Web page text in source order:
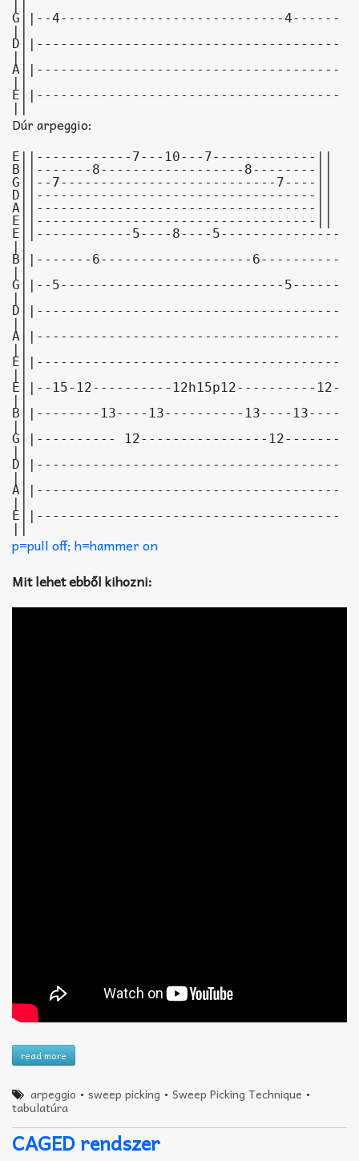
G||--4----------------------------4------
D||--------------------------------------
A||--------------------------------------
E||--------------------------------------
Dúr arpeggio:
E||------------7---10---7-------------||
B||-------8------------------8--------||
G||--7---------------------------7----||
D||-----------------------------------||
A||-----------------------------------||
E||-----------------------------------||
E||------------5----8----5---------------
B||-------6-------------------6----------
G||--5----------------------------5------
D||--------------------------------------
A||--------------------------------------
E||--------------------------------------
E||--15-12----------12h15p12----------12-
B||--------13----13----------13----13----
G||---------- 12----------------12-------
D||--------------------------------------
A||--------------------------------------
E||--------------------------------------
p=pull off; h=hammer on
Mit lehet ebből kihozni:
read more
arpeggio •sweep picking •Sweep Picking Technique •
tabulatúra
CAGED rendszer